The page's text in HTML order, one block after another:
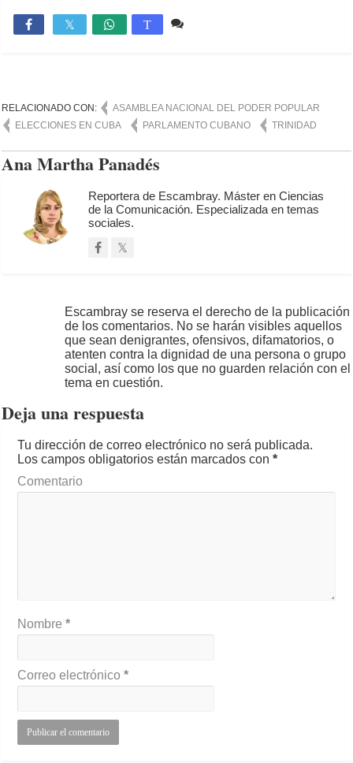
 T
RELACIONADO CON:
ASAMBLEA NACIONAL DEL PODER POPULAR
ELECCIONES EN CUBA
PARLAMENTO CUBANO TRINIDAD
Ana Martha Panadés
Reportera de Escambray. Máster en Ciencias
de la Comunicación. Especializada en temas
sociales.
Escambray se reserva el derecho de la publicación
de los comentarios. No se harán visibles aquellos
que sean denigrantes, ofensivos, difamatorios, o
atenten contra la dignidad de una persona o grupo
social, así como los que no guarden relación con el
tema en cuestión.
Deja una respuesta
Tu dirección de correo electrónico no será publicada.
Los campos obligatorios están marcados con*
Comentario
Nombre*
Correo electrónico*